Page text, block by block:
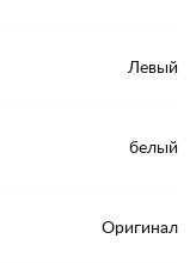
Левый
белый
Оригинал